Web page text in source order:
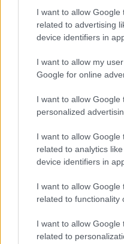
I want to allow Google
related to advertising
device identifiers in
I want to allow my
Google for online
I want to allow Google
personalized
I want to allow Google
related to analytics
device identifiers in
I want to allow Google
related to functionality
I want to allow Google
related to
vagyok vele, hogy a
Ugyanakkor remélem,
és a stábnak is az
munkát végezzünk és
csapatnak nagy
szezon kezdetét!”–
honlapjának Jacobacci.
Olvastad már?